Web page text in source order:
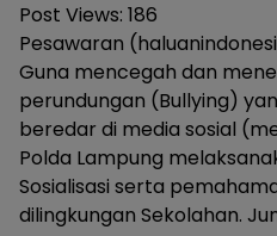
Post Views: 186
Pesawaran
Guna mencegah dan
perundungan (Bullying)
beredar di media sosial
Polda Lampung
Sosialisasi serta
dilingkungan Sekolahan.